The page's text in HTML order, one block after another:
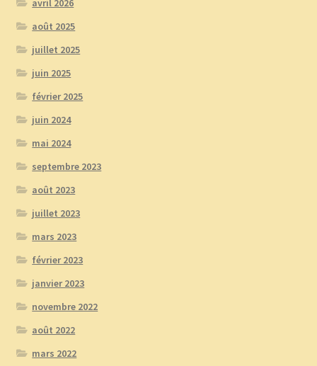
avril 2026
août 2025
juillet 2025
juin 2025
février 2025
juin 2024
mai 2024
septembre 2023
août 2023
juillet 2023
mars 2023
février 2023
janvier 2023
novembre 2022
août 2022
mars 2022